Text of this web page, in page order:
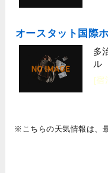
オースタット国際
多
ル
[宿
※こちらの天気情報は、